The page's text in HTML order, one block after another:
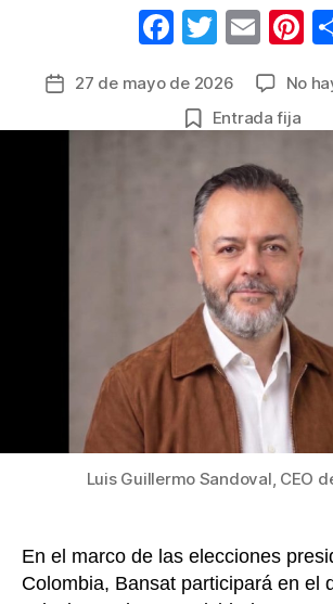
F
c
e
o
o
k
T
itt
er
E
ail
e
Fecha
la
27 de mayo de 2026 No
Entrada fija
Luis Guillermo Sandoval, CEO
En el marco de las elecciones
Colombia, Bansat participará en el